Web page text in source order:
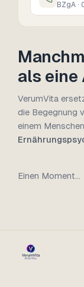
BZgA ·
als eine
VerumVita
die Begegnung
einem
Einen Moment…